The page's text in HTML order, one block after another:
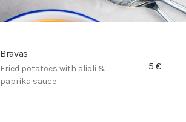
Bravas
Fried potatoes with alioli &
paprika sauce
5 €